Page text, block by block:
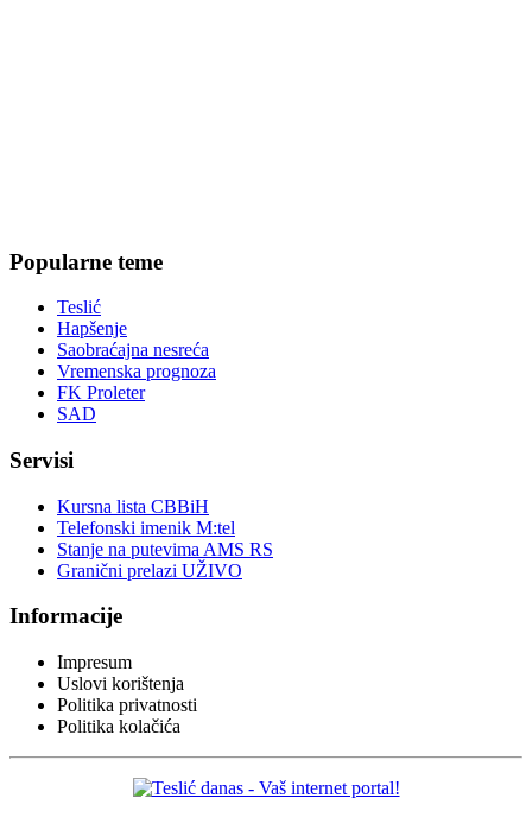
Popularne teme
Teslić
Hapšenje
Saobraćajna nesreća
Vremenska prognoza
FK Proleter
SAD
Servisi
Kursna lista CBBiH
Telefonski imenik M:tel
Stanje na putevima AMS RS
Granični prelazi UŽIVO
Informacije
Impresum
Uslovi korištenja
Politika privatnosti
Politika kolačića